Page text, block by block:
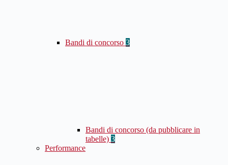
Bandi di concorso 3
Bandi di concorso (da pubblicare in
tabelle) 3
Performance